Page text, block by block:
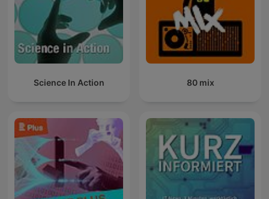
Science In Action 80 mix